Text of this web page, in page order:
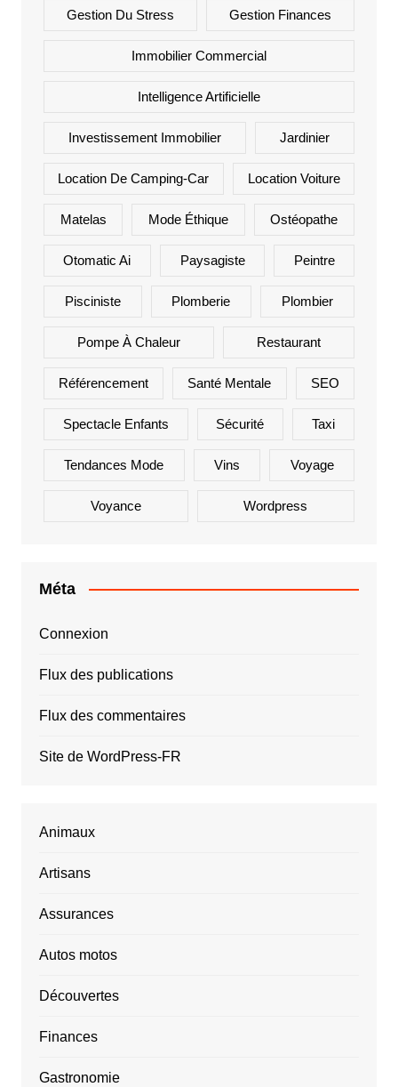
Gestion Du Stress Gestion Finances
Immobilier Commercial
Intelligence Artificielle
Investissement Immobilier Jardinier
Location De Camping-Car Location Voiture
Matelas Mode Éthique Ostéopathe
Otomatic Ai Paysagiste Peintre
Pisciniste Plomberie Plombier
Pompe À Chaleur Restaurant
Référencement Santé Mentale SEO
Spectacle Enfants Sécurité Taxi
Tendances Mode Vins Voyage
Voyance Wordpress
Méta
Connexion
Flux des publications
Flux des commentaires
Site de WordPress-FR
Animaux
Artisans
Assurances
Autos motos
Découvertes
Finances
Gastronomie